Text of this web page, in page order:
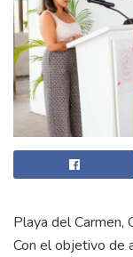
Playa del
Con el objetivo de